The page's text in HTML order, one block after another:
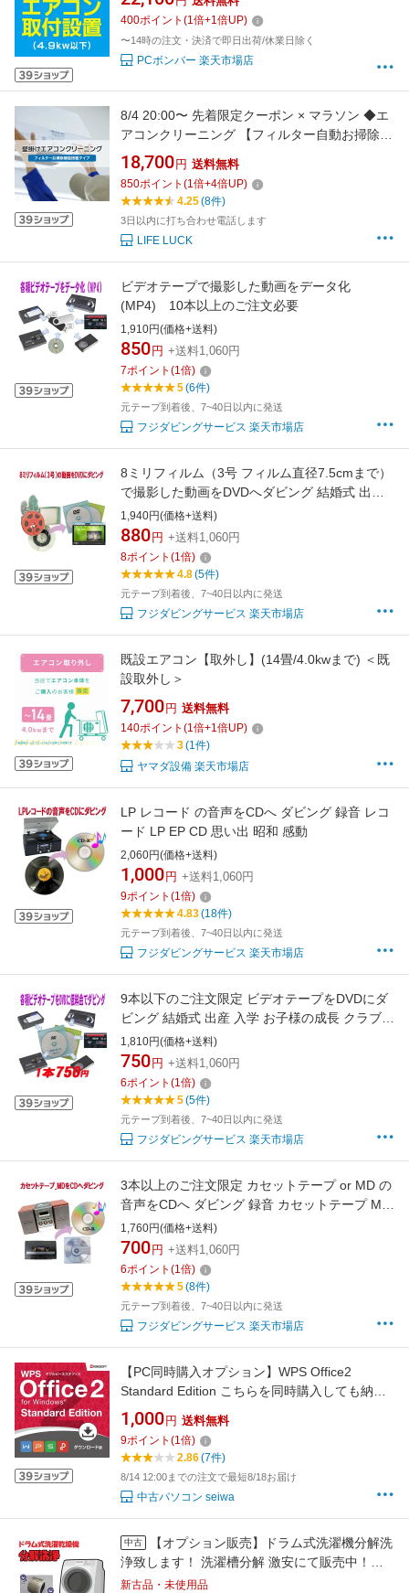
400ポイント (1倍+1倍UP)
〜14時の注文・決済で即日出荷/休業日除く
PCボンバー 楽天市場店
8/4 20:00〜 先着限定クーポン × マラソン ◆エ
アコンクリーニング 【フィルター自動お掃除機
能搭載タイプ】 （家庭用壁掛けエアコン） // 大
掃除 クリーニング エアコン掃除 メンテナンス
エアコン清掃 お掃除 暖房 ほこり カビ 省エネ
電気代節約 エコ 暖房エアコン 自
18,700 円 送料無料
850ポイント (1倍+4倍UP)
4.25(8件)
3日以内に打ち合わせ電話します
LIFE LUCK
ビデオテープで撮影した動画をデータ化
(MP4) 10本以上のご注文必要
1,910円(価格+送料)
850 円 +送料1,060円
7ポイント (1倍)
5(6件)
元テープ到着後、7~40日以内に発送
フジダビングサービス 楽天市場店
8ミリフィルム（3号 フィルム直径7.5cmまで）
で撮影した動画をDVDへダビング 結婚式 出産
入学 お子様の成長 クラブ活動 家族旅行 思い出
記念日 等、今では見れなくなってる8ミリフィ
ルムをデジタル化
1,940円(価格+送料)
880 円 +送料1,060円
8ポイント (1倍)
4.8(5件)
元テープ到着後、7~40日以内に発送
フジダビングサービス 楽天市場店
既設エアコン【取外し】(14畳/4.0kwまで) ＜既
設取外し＞
7,700 円 送料無料
140ポイント (1倍+1倍UP)
3(1件)
ヤマダ設備 楽天市場店
LP レコード の音声をCDへ ダビング 録音 レコ
ード LP EP CD 思い出 昭和 感動
2,060円(価格+送料)
1,000 円 +送料1,060円
9ポイント (1倍)
4.83(18件)
元テープ到着後、7~40日以内に発送
フジダビングサービス 楽天市場店
9本以下のご注文限定 ビデオテープをDVDにダ
ビング 結婚式 出産 入学 お子様の成長 クラブ活
動 家族旅行 思い出 記念日 等、思い出をデジタ
ル化 ダビング
1,810円(価格+送料)
750 円 +送料1,060円
6ポイント (1倍)
5(5件)
元テープ到着後、7~40日以内に発送
フジダビングサービス 楽天市場店
3本以上のご注文限定 カセットテープ or MD の
音声をCDへ ダビング 録音 カセットテープ MD
思い出 昭和 感動 デジタル
1,760円(価格+送料)
700 円 +送料1,060円
6ポイント (1倍)
5(8件)
元テープ到着後、7~40日以内に発送
フジダビングサービス 楽天市場店
【PC同時購入オプション】WPS Office2
Standard Edition こちらを同時購入しても納期
は変わりません 【単品購入不可】 対象外の方
は購入申し込みを取消させて頂きます。
1,000 円 送料無料
9ポイント (1倍)
2.86(7件)
8/14 12:00までの注文で最短8/18お届け
中古パソコン seiwa
中古
【オプション販売】ドラム式洗濯機分解洗
浄致します！ 洗濯槽分解 激安にて販売中！※
洗濯機と同時購入のみに対応
新古品・未使用品